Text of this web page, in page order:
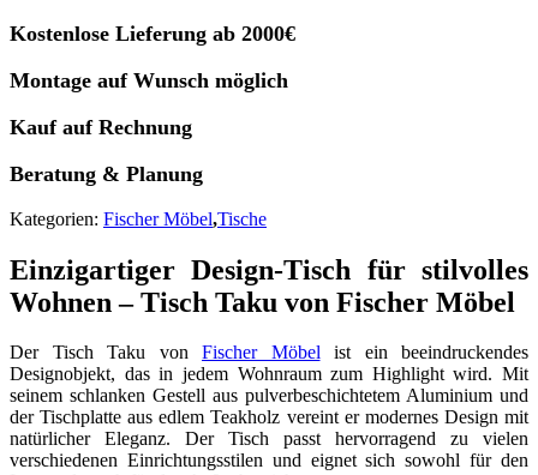
Kostenlose Lieferung ab 2000€
Montage auf Wunsch möglich
Kauf auf Rechnung
Beratung & Planung
Kategorien: Fischer Möbel,Tische
Einzigartiger Design-Tisch für stilvolles
Wohnen – Tisch Taku von Fischer Möbel
Der Tisch Taku von Fischer Möbelist ein beeindruckendes
Designobjekt, das in jedem Wohnraum zum Highlight wird. Mit
seinem schlanken Gestell aus pulverbeschichtetem Aluminium und
der Tischplatte aus edlem Teakholz vereint er modernes Design mit
natürlicher Eleganz. Der Tisch passt hervorragend zu vielen
verschiedenen Einrichtungsstilen und eignet sich sowohl für den